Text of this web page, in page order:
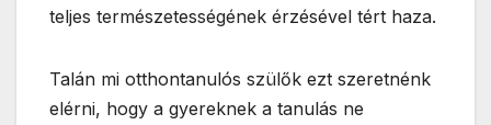
teljes természetességének érzésével tért haza.
Talán mi otthontanulós szülők ezt szeretnénk
elérni, hogy a gyereknek a tanulás ne